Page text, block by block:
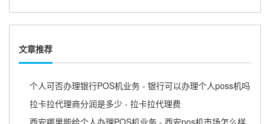
文章推荐
个人可否办理银行POS机业务 - 银行可以办理个人poss机吗
拉卡拉代理商分润是多少 - 拉卡拉代理费